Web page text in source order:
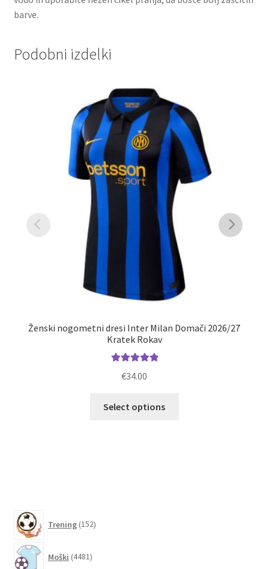
barve.
Podobni izdelki
Ženski nogometni dresi Inter Milan Domači 2026/27
Kratek Rokav
€34.00
Select options
Trening 152izdelkov
Moški 4481izdelkov